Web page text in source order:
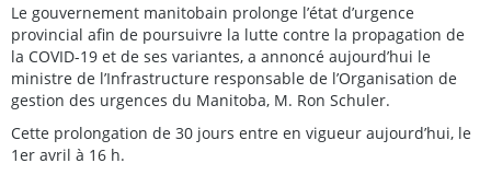
Le gouvernement manitobain prolonge l’état d’urgence
provincial afin de poursuivre la lutte contre la propagation de
la COVID-19 et de ses variantes, a annoncé aujourd’hui le
ministre de l’Infrastructure responsable de l’Organisation de
gestion des urgences du Manitoba, M. Ron Schuler.
Cette prolongation de 30 jours entre en vigueur aujourd’hui, le
1er avril à 16 h.